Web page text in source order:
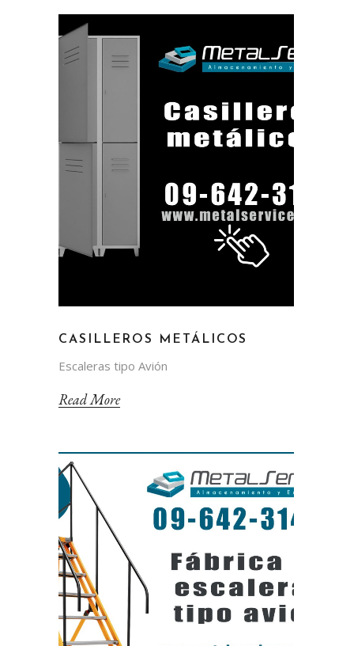
CASILLEROS METÁLICOS
Escaleras tipo Avión
Read More